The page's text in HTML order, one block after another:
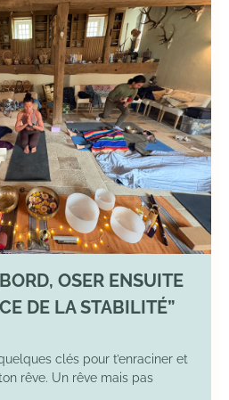
OSER ENSUITE
DE LA STABILITÉ”
clés pour t’enraciner et
rêve. Un rêve mais pas